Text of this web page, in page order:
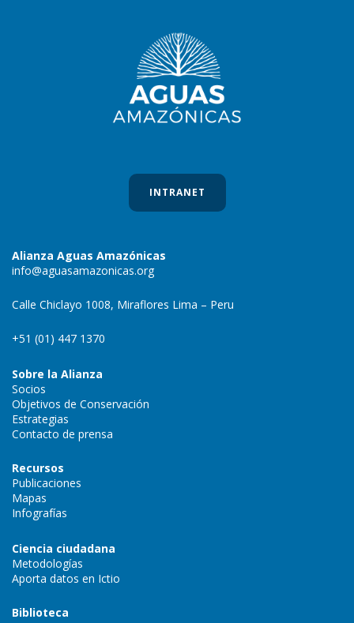
INTRANET
Alianza Aguas Amazónicas
info@aguasamazonicas.org
Calle Chiclayo 1008, Miraflores Lima – Peru
+51 (01) 447 1370
Sobre la Alianza
Socios
Objetivos de Conservación
Estrategias
Contacto de prensa
Recursos
Publicaciones
Mapas
Infografías
Ciencia ciudadana
Metodologías
Aporta datos en Ictio
Biblioteca